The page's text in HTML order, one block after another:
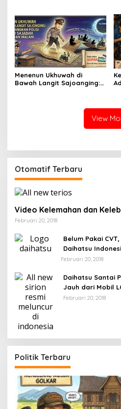
Menenun Ukhuwah di
Bawah Langit Sajoanging:
View
Otomatif Terbaru
Video Kelemahan dan
Februari 20, 2018
Belum Pakai
Daihatsu
Februari 20, 2018
Daihatsu Santai
Jauh dari Mobil
Februari 20, 2018
Politik Terbaru